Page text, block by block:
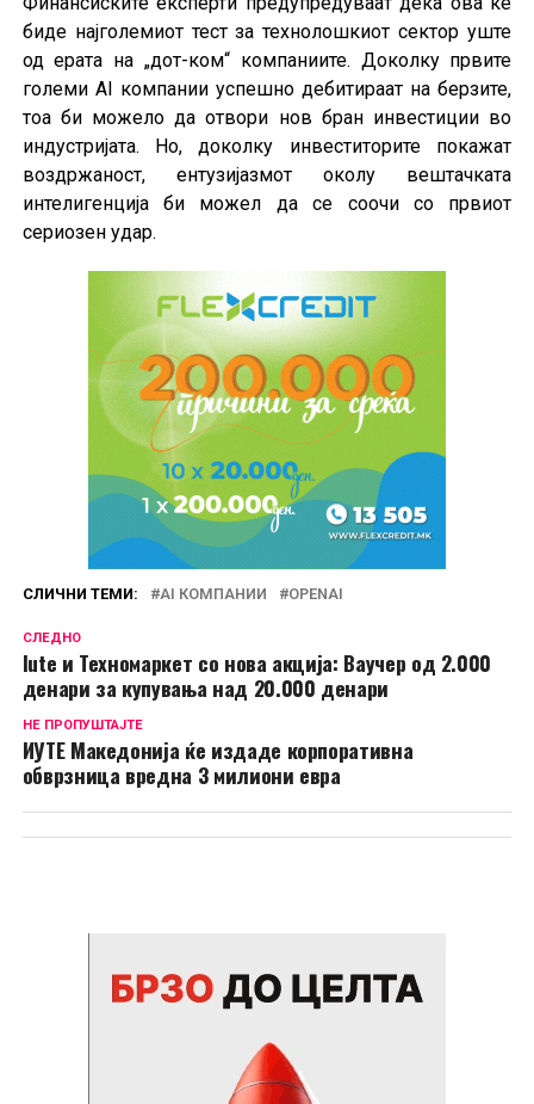
биде најголемиот тест за технолошкиот сектор уште
од ерата на „дот-ком“ компаниите. Доколку првите
големи AI компании успешно дебитираат на берзите,
тоа би можело да отвори нов бран инвестиции во
индустријата. Но, доколку инвеститорите покажат
воздржаност, ентузијазмот околу вештачката
интелигенција би можел да се соочи со првиот
сериозен удар.
СЛИЧНИ ТЕМИ: AI КОМПАНИИ OPENAI
СЛЕДНО
Iute и Техномаркет со нова акција: Ваучер од 2.000
денари за купувања над 20.000 денари
НЕ ПРОПУШТАЈТЕ
ИУТЕ Македонија ќе издаде корпоративна
обврзница вредна 3 милиони евра